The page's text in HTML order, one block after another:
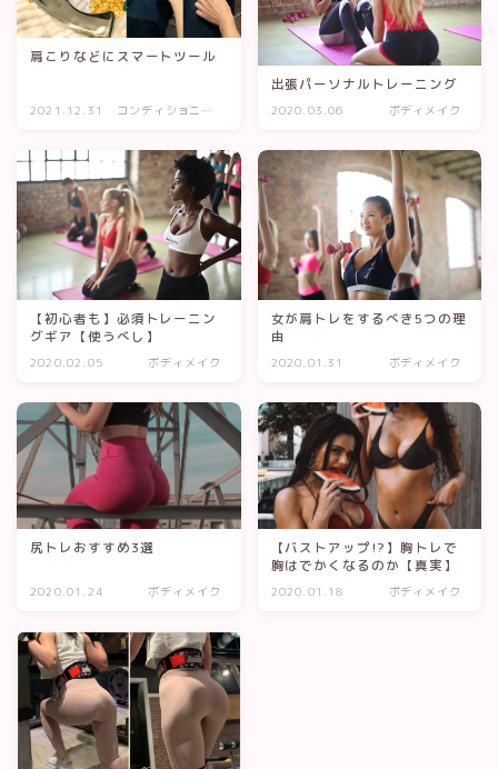
肩こりなどにスマートツール
2021.12.31
コンディショニン
出張パーソナルトレーニング
2020.03.06 ボディメイク
【初心者も】必須トレーニン
グギア【使うべし】
2020.02.05 ボディメイク
女が肩トレをするべき5つの理
由
2020.01.31 ボディメイク
尻トレおすすめ3選
2020.01.24 ボディメイク
【バストアップ!?】胸トレで
胸はでかくなるのか【真実】
2020.01.18 ボディメイク